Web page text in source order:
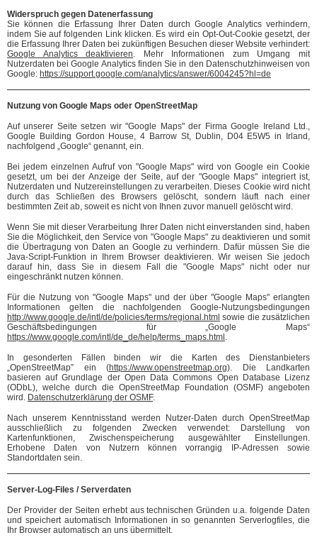
Widerspruch gegen Datenerfassung
Sie können die Erfassung Ihrer Daten durch Google Analytics verhindern,
indem Sie auf folgenden Link klicken. Es wird ein Opt-Out-Cookie gesetzt, der
die Erfassung Ihrer Daten bei zukünftigen Besuchen dieser Website verhindert:
Google Analytics deaktivieren. Mehr Informationen zum Umgang mit
Nutzerdaten bei Google Analytics finden Sie in den Datenschutzhinweisen von
Google: https://support.google.com/analytics/answer/6004245?hl=de
Nutzung von Google Maps oder OpenStreetMap
Auf unserer Seite setzen wir "Google Maps" der Firma Google Ireland Ltd.,
Google Building Gordon House, 4 Barrow St, Dublin, D04 E5W5 in Irland,
nachfolgend „Google“ genannt, ein.
Bei jedem einzelnen Aufruf von "Google Maps" wird von Google ein Cookie
gesetzt, um bei der Anzeige der Seite, auf der "Google Maps" integriert ist,
Nutzerdaten und Nutzereinstellungen zu verarbeiten. Dieses Cookie wird nicht
durch das Schließen des Browsers gelöscht, sondern läuft nach einer
bestimmten Zeit ab, soweit es nicht von Ihnen zuvor manuell gelöscht wird.
Wenn Sie mit dieser Verarbeitung Ihrer Daten nicht einverstanden sind, haben
Sie die Möglichkeit, den Service von "Google Maps" zu deaktivieren und somit
die Übertragung von Daten an Google zu verhindern. Dafür müssen Sie die
Java-Script-Funktion in Ihrem Browser deaktivieren. Wir weisen Sie jedoch
darauf hin, dass Sie in diesem Fall die "Google Maps" nicht oder nur
eingeschränkt nutzen können.
Für die Nutzung von "Google Maps" und der über "Google Maps" erlangten
Informationen gelten die nachfolgenden Google-Nutzungsbedingungen
http://www.google.de/intl/de/policies/terms/regional.html sowie die zusätzlichen
Geschäftsbedingungen für „Google Maps“
https://www.google.com/intl/de_de/help/terms_maps.html .
In gesonderten Fällen binden wir die Karten des Dienstanbieters
„OpenStreetMap” ein (https://www.openstreetmap.org). Die Landkarten
basieren auf Grundlage der Open Data Commons Open Database Lizenz
(ODbL), welche durch die OpenStreetMap Foundation (OSMF) angeboten
wird. Datenschutzerklärung der OSMF.
Nach unserem Kenntnisstand werden Nutzer-Daten durch OpenStreetMap
ausschließlich zu folgenden Zwecken verwendet: Darstellung von
Kartenfunktionen, Zwischenspeicherung ausgewählter Einstellungen.
Erhobene Daten von Nutzern können vorrangig IP-Adressen sowie
Standortdaten sein.
Server-Log-Files / Serverdaten
Der Provider der Seiten erhebt aus technischen Gründen u.a. folgende Daten
und speichert automatisch Informationen in so genannten Serverlogfiles, die
Ihr Browser automatisch an uns übermittelt.